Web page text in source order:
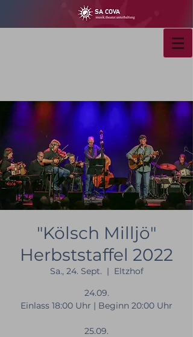
"Kölsch Milljö"
Herbststaffel 2022
Sa., 24. Sept.
  |
Eltzhof
24.09.
Einlass 18:00 Uhr | Beginn 20:00 Uhr
25.09.